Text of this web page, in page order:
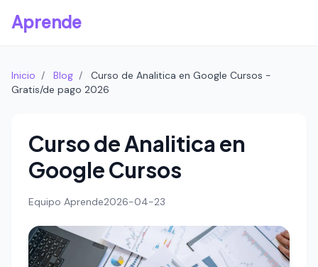
Aprende
Inicio / Blog /
Curso de Analitica en Google Cursos -
Gratis/de pago 2026
Curso de Analitica en
Google Cursos
Equipo Aprende2026-04-23